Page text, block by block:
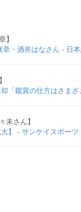
】
・酒井はなさん - 日
「鑑賞の仕方はさま
未さん】
】 - サンケイスポーツ